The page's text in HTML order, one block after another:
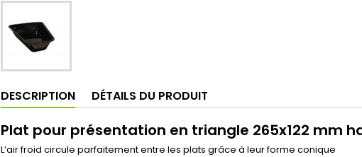
DESCRIPTION DÉTAILS DU PRODUIT
Plat pour présentation en triangle 265x122 mm
L’air froid circule parfaitement entre les plats grâce à leur forme conique